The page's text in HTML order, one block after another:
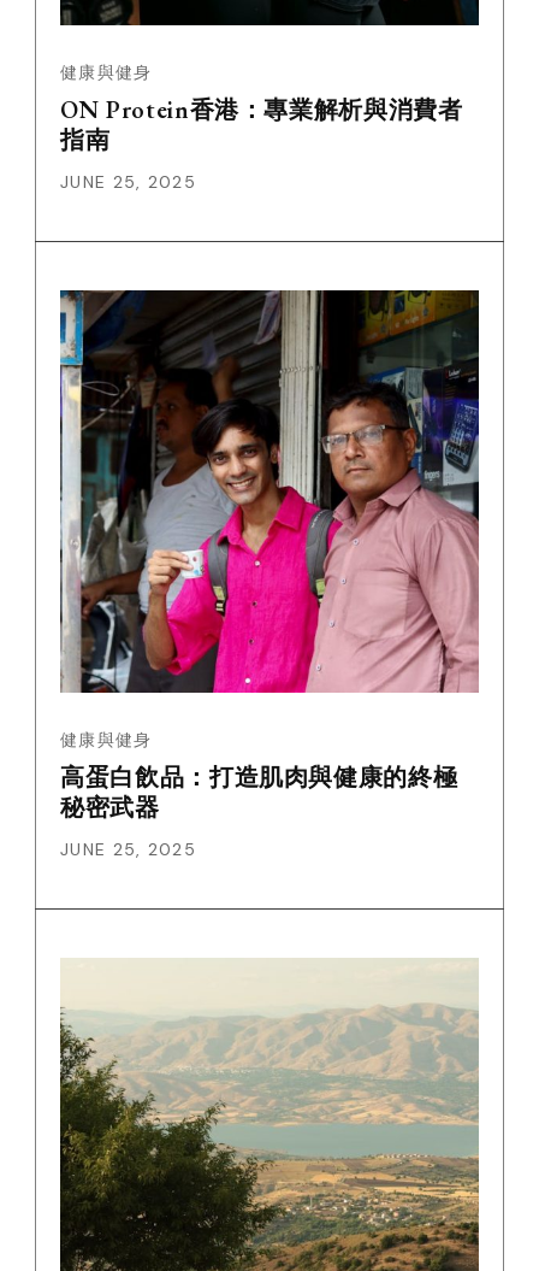
健康與健身
ON Protein香港：專業解析與消費者
指南
JUNE 25, 2025
健康與健身
高蛋白飲品：打造肌肉與健康的終極
秘密武器
JUNE 25, 2025